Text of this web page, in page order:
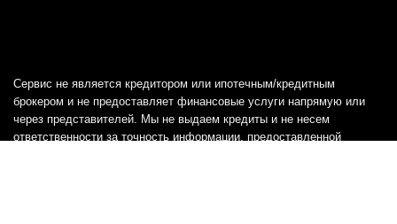
Сервис не является кредитором или ипотечным/кредитным
брокером и не предоставляет финансовые услуги напрямую или
через представителей. Мы не выдаем кредиты и не несем
ответственности за точность информации, предоставленной